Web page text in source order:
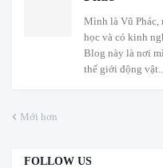
Mình là Vũ Phác,
học và có kinh
Blog này là nơi
thế giới động vật..
Mới hơn
FOLLOW US